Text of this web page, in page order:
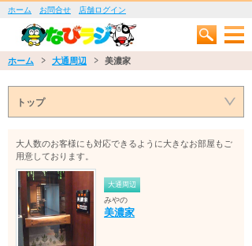
ホーム お問合せ 店舗ログイン
ホーム 大通周辺 美濃家
トップ
大人数のお客様にも対応できるように大きなお部屋もご
用意しております。
大通周辺
みやの
美濃家